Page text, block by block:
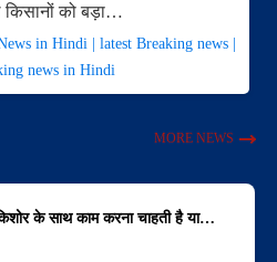
किसानों को बड़ा…
in Hindi | latest Breaking news |
news in Hindi
MORE NEWS
के साथ काम करना चाहती है या…